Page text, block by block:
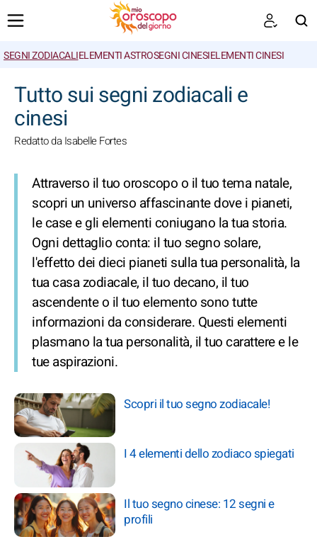
SEGNI ZODIACALIELEMENTI ASTROSEGNI CINESIELEMENTI CINESI
Tutto sui segni zodiacali e
cinesi
Redatto da Isabelle Fortes
Attraverso il tuo oroscopo o il tuo tema natale,
scopri un universo affascinante dove i pianeti,
le case e gli elementi coniugano la tua storia.
Ogni dettaglio conta: il tuo segno solare,
l'effetto dei dieci pianeti sulla tua personalità, la
tua casa zodiacale, il tuo decano, il tuo
ascendente o il tuo elemento sono tutte
informazioni da considerare. Questi elementi
plasmano la tua personalità, il tuo carattere e le
tue aspirazioni.
Scopri il tuo segno zodiacale!
I 4 elementi dello zodiaco spiegati
Il tuo segno cinese: 12 segni e
profili